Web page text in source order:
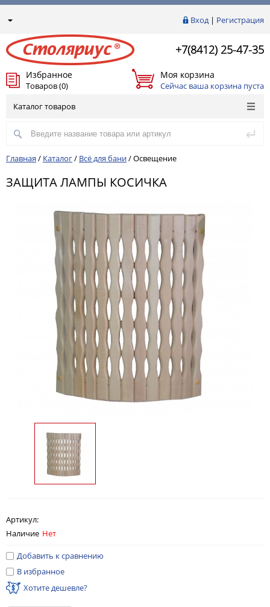
Вход| Регистрация
+7(8412) 25-47-35
Избранное
Товаров (0)
Моя корзина
Сейчас ваша корзина пуста
Каталог товаров
Главная / Каталог/ Всё для бани/Освещение
ЗАЩИТА ЛАМПЫ КОСИЧКА
Артикул:
Наличие Нет
Добавить к сравнению
В избранное
Хотите дешевле?